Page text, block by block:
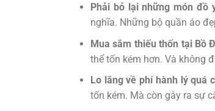
Phải bỏ lại những món đồ
nghĩa. Những bộ quần áo
Mua sắm thiếu thốn tại Bồ
thể tốn kém hơn. Và không
Lo lắng về phí hành lý quá
tốn kém. Mà còn gây ra sự